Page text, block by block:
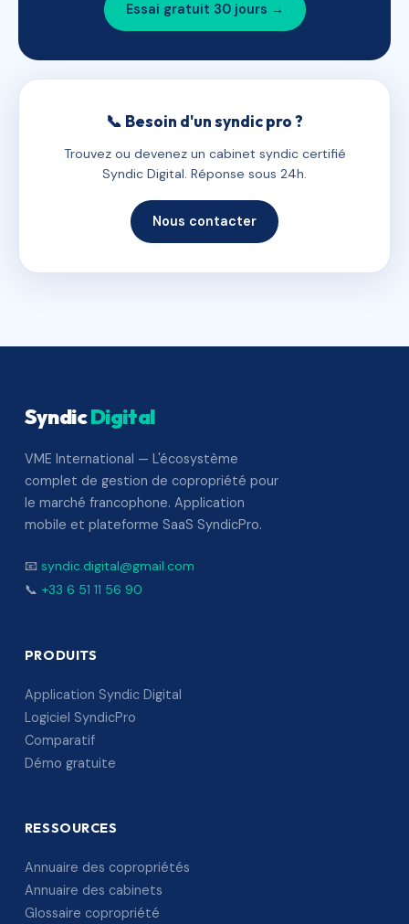
Essai gratuit 30 jours →
📞 Besoin d'un syndic pro ?
Trouvez ou devenez un cabinet syndic certifié
Syndic Digital. Réponse sous 24h.
Nous contacter
SyndicDigital
VME International — L'écosystème
complet de gestion de copropriété pour
le marché francophone. Application
mobile et plateforme SaaS SyndicPro.
📧 syndic.digital@gmail.com
📞 +33 6 51 11 56 90
PRODUITS
Application Syndic Digital
Logiciel SyndicPro
Comparatif
Démo gratuite
RESSOURCES
Annuaire des copropriétés
Annuaire des cabinets
Glossaire copropriété